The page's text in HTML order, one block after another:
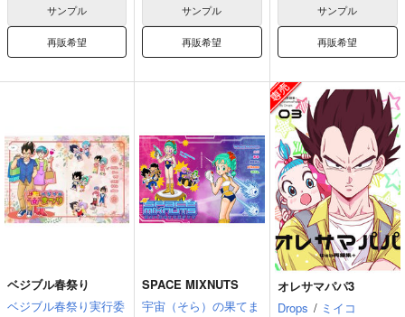
サンプル
再販希望
サンプル
再販希望
サンプル
再販希望
ベジブル春祭り
ベジブル春祭り実行委
SPACE MIXNUTS
宇宙（そら）の果てま
オレサマパパ3
Drops / ミイコ